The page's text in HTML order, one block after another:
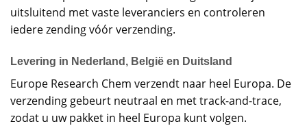
uitsluitend met vaste leveranciers en controleren
iedere zending vóór verzending.
Levering in Nederland, België en Duitsland
Europe Research Chem verzendt naar heel Europa. De
verzending gebeurt neutraal en met track-and-trace,
zodat u uw pakket in heel Europa kunt volgen.